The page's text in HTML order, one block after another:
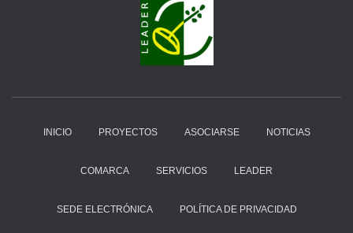
INICIO PROYECTOS ASOCIARSE NOTICIAS
COMARCA SERVICIOS LEADER
SEDE ELECTRÓNICA POLÍTICA DE PRIVACIDAD